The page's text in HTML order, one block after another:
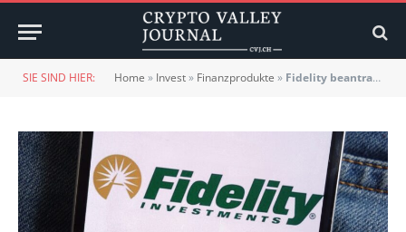
SIE SIND HIER: Home » Invest» Finanzprodukte » Fidelity beantragt Spot-Solana-ETF bei der SEC